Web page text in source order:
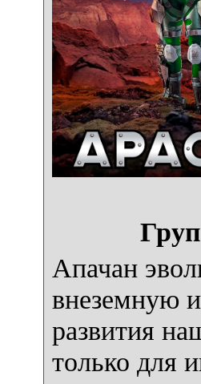
Апачан
внеземную
развития
только для